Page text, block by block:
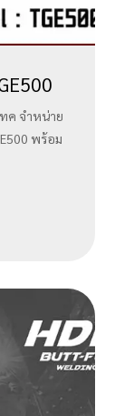
ทค จำหน่าย
พร้อม